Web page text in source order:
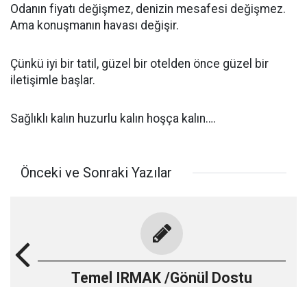
Odanın fiyatı değişmez, denizin mesafesi değişmez.
Ama konuşmanın havası değişir.
Çünkü iyi bir tatil, güzel bir otelden önce güzel bir
iletişimle başlar.
Sağlıklı kalın huzurlu kalın hoşça kalın….
Önceki ve Sonraki Yazılar
Temel IRMAK /Gönül Dostu